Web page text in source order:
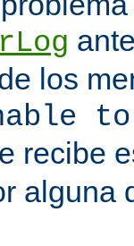
los
recibe
alguna